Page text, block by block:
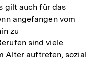
gilt auch für das
angefangen vom
zu
sind viele
Alter auftreten, sozial